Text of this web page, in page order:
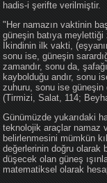
hadis-i şerifte verilmiştir.
"Her namazın vaktinin
güneşin batıya
İkindinin ilk vakti,
sonu ise, güneşin
zamandır, sonu da,
kaybolduğu andır, sonu
zuhuru, sonu ise güneşin
(Tirmizi, Salat, 114;
Günümüzde yukarıdaki
teknolojik araçlar namaz
belirlenmesini mümkün
değerlerinin doğru
düşecek olan güneş
matematiksel olarak